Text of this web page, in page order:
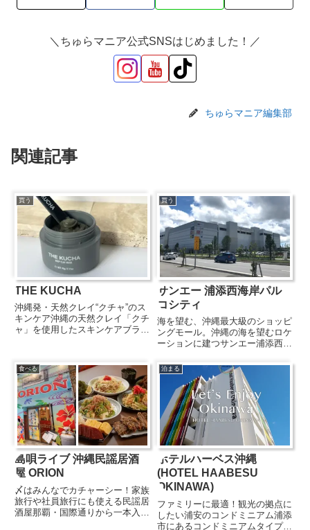
＼ちゅらマニア公式SNSはじめました！／
ちゅらマニア編集部
関連記事
買う
THE KUCHA
沖縄発・天然クレイ“クチャ”のス
キンケア沖縄の天然クレイ「クチ
ャ」を使用したスキンケアブラン
展開。ディープクレイマスクやシ
ェイシャルソープ等、毛穴汚れを
優しく吸着し、肌をなめ...
買う
サンエー 浦添西海岸パル
コシティ
海を望む、沖縄最大級のショッピ
ングモール。沖縄の海を望むロケ
ーションに建つサンエー浦添西海
グもグルメもエンターテインメン
トも一度に楽しめる沖縄最大級の
ショッピングモールです。館内に
は約250店舗が集まり...
食べる
島唄ライブ 沖縄民謡居酒
屋 ORION
〆はみんなでカチャーシー！家族
旅行や社員旅行にも使える民謡居
酒屋那覇・国際通りから一本入っ
泊まる
ホテルハーベス沖縄
(HOTEL HAABESU
OKINAWA)
ファミリーに最適！観光の拠点に
したい浦安のコンドミニアム浦添
市にあるコンドミニアムタイプの